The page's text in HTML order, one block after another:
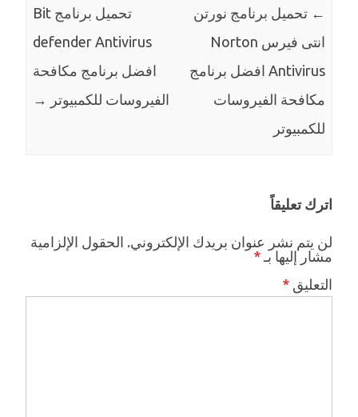
← تحميل برنامج نورتن
انتى فيرس Norton
Antivirus افضل برنامج
مكافحة الفيروسات
للكمبيوتر
تحميل برنامج Bit
defender Antivirus
افضل برنامج مكافحة
الفيروسات للكمبيوتر →
اترك تعليقاً
لن يتم نشر عنوان بريدك الإلكتروني. الحقول الإلزامية
مشار إليها بـ *
التعليق *